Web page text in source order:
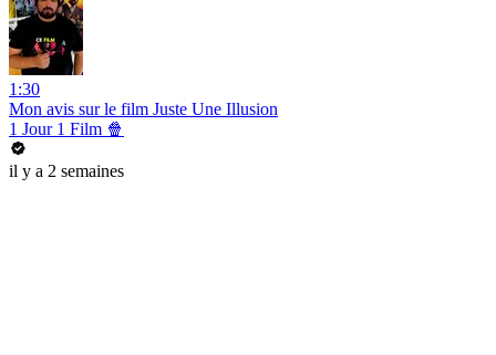
1:30
Mon avis sur le film Juste Une Illusion
1 Jour 1 Film 🍿
il y a 2 semaines